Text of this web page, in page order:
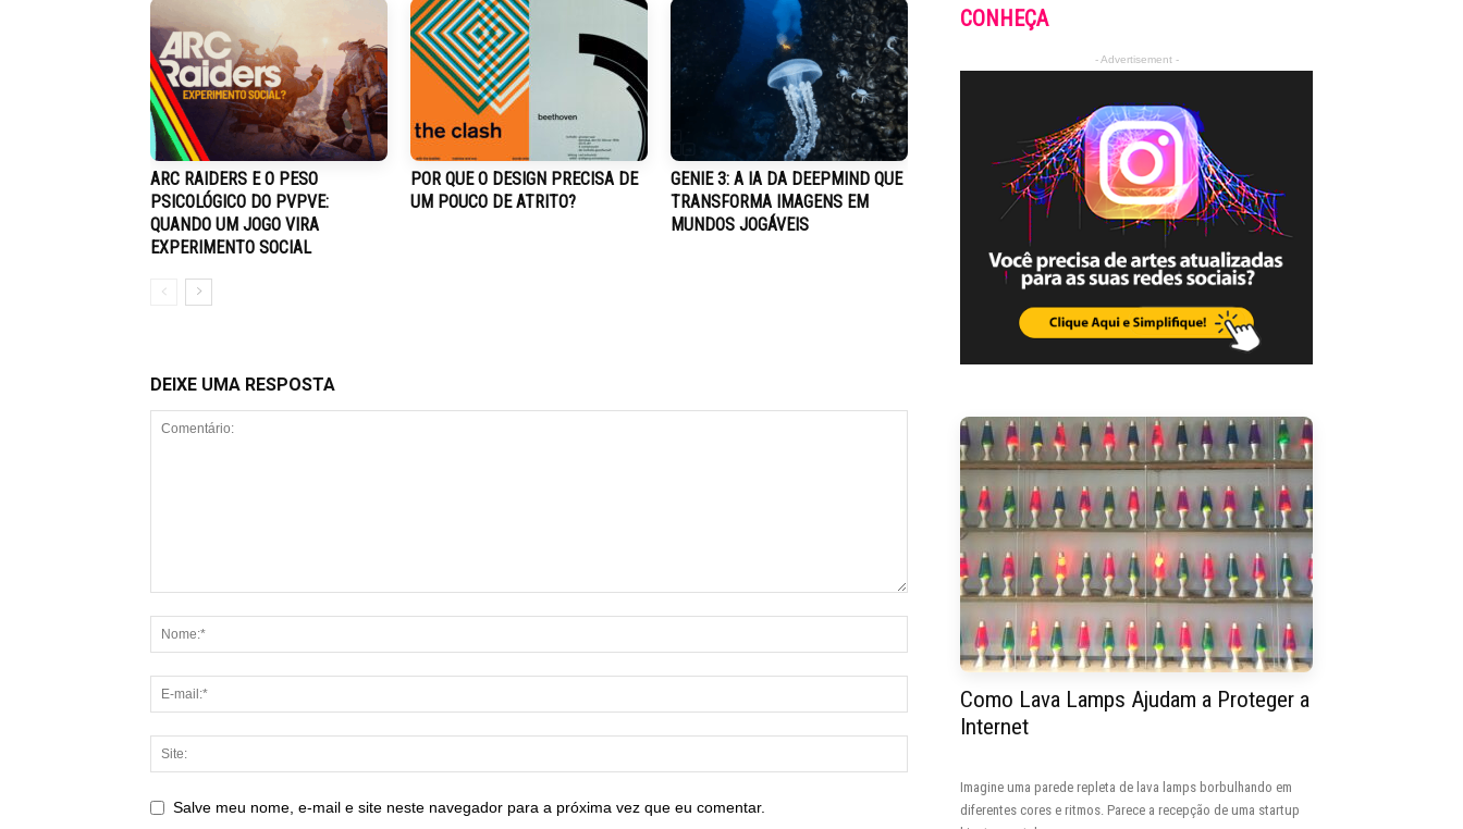
ARC RAIDERS E O PESO
PSICOLÓGICO DO PVPVE:
QUANDO UM JOGO VIRA
EXPERIMENTO SOCIAL
POR QUE O DESIGN PRECISA DE
UM POUCO DE ATRITO?
GENIE 3: A IA DA DEEPMIND QUE
TRANSFORMA IMAGENS EM
MUNDOS JOGÁVEIS
DEIXE UMA RESPOSTA
Salve meu nome, e-mail e site neste navegador para a próxima vez que eu comentar.
CONHEÇA
- Advertisement -
Como Lava Lamps Ajudam a Proteger a
Internet
Imagine uma parede repleta de lava lamps borbulhando em
diferentes cores e ritmos. Parece a recepção de uma startup